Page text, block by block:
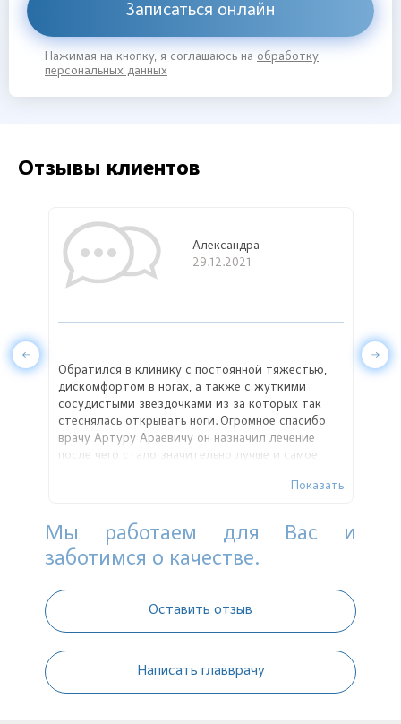
Записаться онлайн
Нажимая на кнопку, я соглашаюсь на обработку
персональных данных
Отзывы клиентов
Александра
29.12.2021
Обратился в клинику с постоянной тяжестью,
дискомфортом в ногах, а также с жуткими
сосудистыми звездочками из за которых так
стеснялась открывать ноги. Огромное спасибо
врачу Артуру Араевичу он назначил лечение
после чего стало значительно лучше и самое
склеротерапии. Всем советую эту клинику иПоказать
На
Мы работаем для Вас и
заботимся о качестве.
Оставить отзыв
Написать главврачу